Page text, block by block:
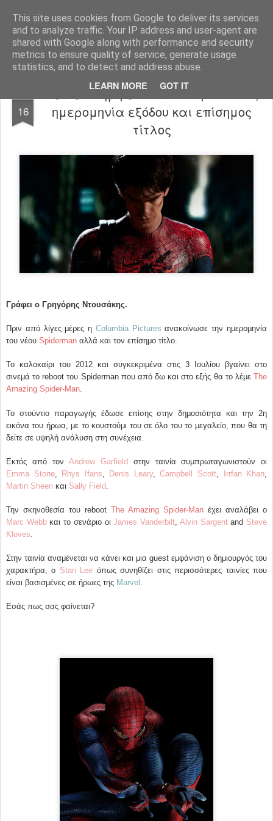
This site uses cookies from Google to deliver its services
and to analyze traffic. Your IP address and user-agent are
shared with Google along with performance and security
metrics to ensure quality of service, generate usage
statistics, and to detect and address abuse.
LEARN MORE GOT IT
FilmBoy
16
Νέα επίσημη εικόνα του Spider Man,
ημερομηνία εξόδου και επίσημος
τίτλος
Γράφει ο Γρηγόρης Ντουσάκης.
Πριν από λίγες μέρες η Columbia Pictures ανακοίνωσε την ημερομηνία
του νέου Spiderman αλλά και τον επίσημο τίτλο.
Το καλοκαίρι του 2012 και συγκεκριμένα στις 3 Ιουλίου βγαίνει στο
σινεμά το reboot του Spiderman που από δω και στο εξής θα το λέμε The
Amazing Spider-Man
To στούντιο παραγωγής έδωσε επίσης στην δημοσιότητα και την 2η
εικόνα του ήρωα, με το κουστούμι του σε όλο του το μεγαλείο, που θα τη
δείτε σε υψηλή ανάλυση στη συνέχεια.
Εκτός από τονAndrew Garfield
στην ταινία συμπρωταγωνιστούν οι
Emma Stone, Rhys Ifans Denis Leary,Campbell Scott, Irrfan Khan
Martin Sheen και Sally Field
Την σκηνοθεσία του reboot The Amazing Spider-Man έχει αναλάβει ο
Marc Webbκαι το σενάριο οιJames Vanderbilt Alvin Sargentand Steve
Kloves
Στην ταινία αναμένεται να κάνει και μια guest εμφάνιση ο δημιουργός του
χαρακτήρα, ο Stan Lee όπως συνηθίζει στις περισσότερες ταινίες που
είναι βασισμένες σε ήρωες της Marvel
Εσάς πως σας φαίνεται?